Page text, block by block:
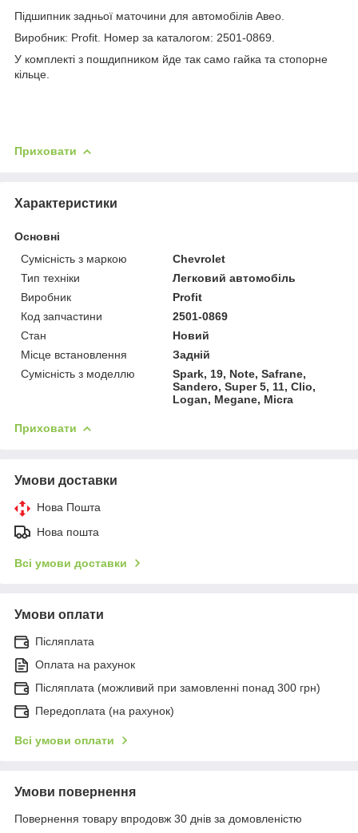
Підшипник задньої маточини для автомобілів Авео.
Виробник: Profit. Номер за каталогом: 2501-0869.
У комплекті з пошдипником йде так само гайка та стопорне
кільце.
Приховати
Характеристики
Основні
Сумісність з маркою
Chevrolet
Тип техніки
Легковий автомобіль
Виробник
Profit
Код запчастини
2501-0869
Стан
Новий
Місце встановлення
Задній
Сумісність з моделлю
Spark, 19, Note, Safrane,
Sandero, Super 5, 11, Clio,
Logan, Megane, Micra
Приховати
Умови доставки
Нова Пошта
Нова пошта
Всі умови доставки
Умови оплати
Післяплата
Оплата на рахунок
Післяплата (можливий при замовленні понад 300 грн)
Передоплата (на рахунок)
Всі умови оплати
Умови повернення
Повернення товару впродовж 30 днів за домовленістю